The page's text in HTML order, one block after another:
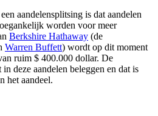
aandelensplitsing is dat aandelen
worden voor meer
Berkshire Hathaway (de
Warren Buffett) wordt op dit moment
ruim $ 400.000 dollar. De
deze aandelen beleggen en dat is
het aandeel.